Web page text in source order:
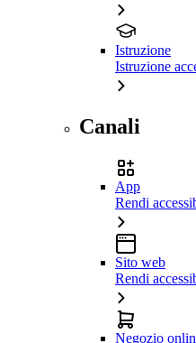
Istruzione
Istruzione
Canali
App
Rendi
Sito web
Rendi
Negozio